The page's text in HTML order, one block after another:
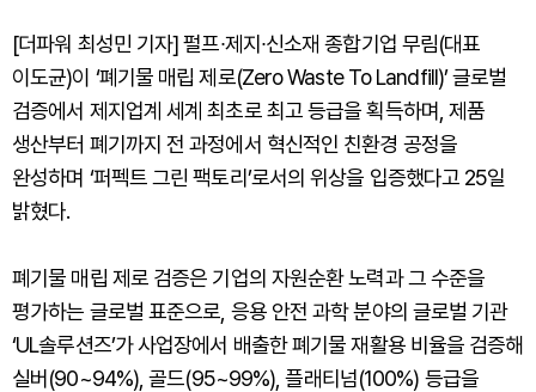
[더파워 최성민 기자] 펄프∙제지∙신소재 종합기업 무림(대표
이도균)이 ‘폐기물 매립 제로(Zero Waste To Landfill)’ 글로벌
검증에서 제지업계 세계 최초로 최고 등급을 획득하며, 제품
생산부터 폐기까지 전 과정에서 혁신적인 친환경 공정을
완성하며 ‘퍼펙트 그린 팩토리’로서의 위상을 입증했다고 25일
밝혔다.
폐기물 매립 제로 검증은 기업의 자원순환 노력과 그 수준을
평가하는 글로벌 표준으로, 응용 안전 과학 분야의 글로벌 기관
‘UL솔루션즈’가 사업장에서 배출한 폐기물 재활용 비율을 검증해
실버(90~94%), 골드(95~99%), 플래티넘(100%) 등급을